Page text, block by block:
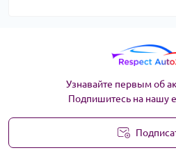
Узнавайте первым об
Подпишитесь на нашу